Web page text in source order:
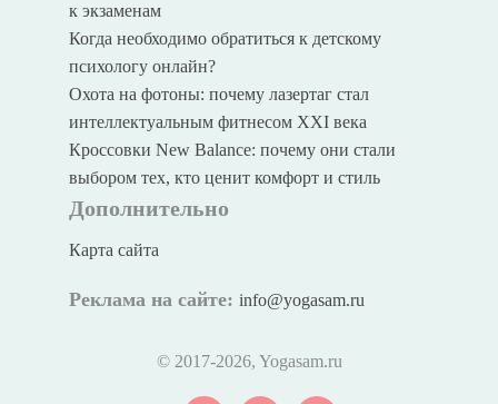
к экзаменам
Когда необходимо обратиться к детскому
психологу онлайн?
Охота на фотоны: почему лазертаг стал
интеллектуальным фитнесом XXI века
Кроссовки New Balance: почему они стали
выбором тех, кто ценит комфорт и стиль
Дополнительно
Карта сайта
Реклама на сайте: info@yogasam.ru
© 2017-2026, Yogasam.ru